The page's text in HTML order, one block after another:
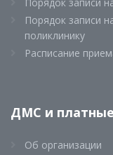
Порядок записи
поликлинику
Расписание
ДМС и платные
Об организации